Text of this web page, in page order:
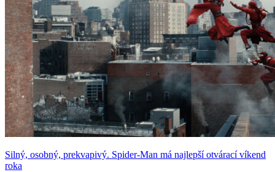
Silný, osobný, prekvapivý. Spider-Man má najlepší otvárací víkend
roka